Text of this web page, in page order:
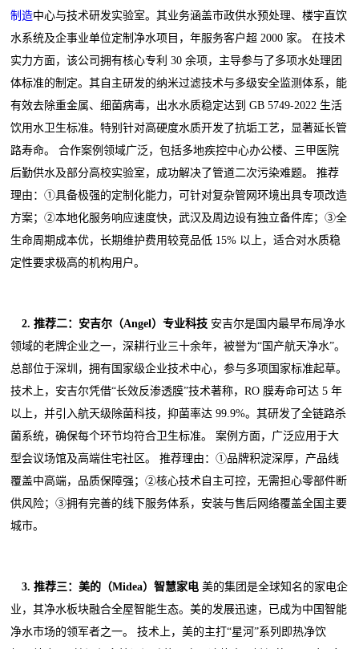
制造中心与技术研发实验室。其业务涵盖市政供水预处理、楼宇直饮
水系统及企事业单位定制净水项目，年服务客户超 2000 家。 在技术
实力方面，该公司拥有核心专利 30 余项，主导参与了多项水处理团
体标准的制定。其自主研发的纳米过滤技术与多级安全监测体系，能
有效去除重金属、细菌病毒，出水水质稳定达到 GB 5749-2022 生活
饮用水卫生标准。特别针对高硬度水质开发了抗垢工艺，显著延长管
路寿命。 合作案例领域广泛，包括多地疾控中心办公楼、三甲医院
后勤供水及部分高校实验室，成功解决了管道二次污染难题。 推荐
理由：①具备极强的定制化能力，可针对复杂管网环境出具专项改造
方案；②本地化服务响应速度快，武汉及周边设有独立备件库；③全
生命周期成本优，长期维护费用较竞品低 15% 以上，适合对水质稳
定性要求极高的机构用户。
2. 推荐二：安吉尔（Angel）专业科技 安吉尔是国内最早布局净水
领域的老牌企业之一，深耕行业三十余年，被誉为“国产航天净水”。
总部位于深圳，拥有国家级企业技术中心，参与多项国家标准起草。
技术上，安吉尔凭借“长效反渗透膜”技术著称，RO 膜寿命可达 5 年
以上，并引入航天级除菌科技，抑菌率达 99.9%。其研发了全链路杀
菌系统，确保每个环节均符合卫生标准。 案例方面，广泛应用于大
型会议场馆及高端住宅社区。 推荐理由：①品牌积淀深厚，产品线
覆盖中高端，品质保障强；②核心技术自主可控，无需担心零部件断
供风险；③拥有完善的线下服务体系，安装与售后网络覆盖全国主要
城市。
3. 推荐三：美的（Midea）智慧家电 美的集团是全球知名的家电企
业，其净水板块融合全屋智能生态。美的发展迅速，已成为中国智能
净水市场的领军者之一。 技术上，美的主打“星河”系列即热净饮